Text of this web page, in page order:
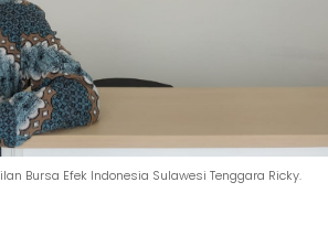
Bursa Efek Indonesia Sulawesi Tenggara Ricky.